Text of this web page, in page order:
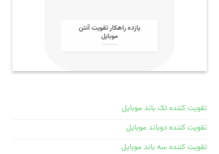
یازده راهکار تقویت آنتن
موبایل
تقویت کننده تک باند موبایل
تقویت کننده دوباند موبایل
تقویت کننده سه باند موبایل